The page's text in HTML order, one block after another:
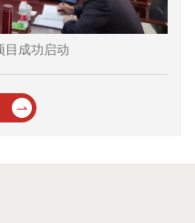
目成功启动